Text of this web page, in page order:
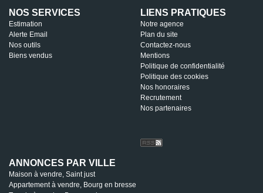
NOS SERVICES
Estimation
Alerte Email
Nos outils
Biens vendus
LIENS PRATIQUES
Notre agence
Plan du site
Contactez-nous
Mentions
Politique de confidentialité
Politique des cookies
Nos honoraires
Recrutement
Nos partenaires
ANNONCES PAR VILLE
Maison à vendre, Saint just
Appartement à vendre, Bourg en bresse